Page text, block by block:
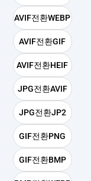
AVIF전환WEBP
AVIF전환GIF
AVIF전환HEIF
JPG전환AVIF
JPG전환JP2
GIF전환PNG
GIF전환BMP